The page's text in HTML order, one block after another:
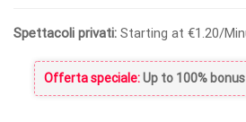
Spettacoli privati: Starting at €1.20/
Offerta speciale:Up to 100%